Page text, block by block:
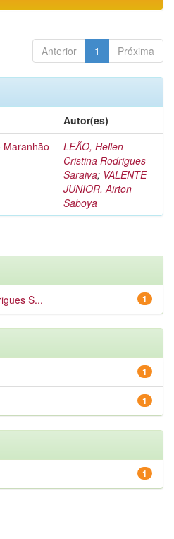
Anterior 1 Próxima
Autor(es)
Maranhão
LEÃO, Hellen
Cristina Rodrigues
Saraiva; VALENTE
JUNIOR, Airton
Saboya
1
S...
1
1
1